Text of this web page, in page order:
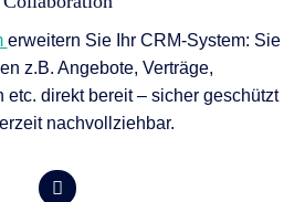
erweitern Sie Ihr CRM-System: Sie
z.B. Angebote, Verträge,
etc. direkt bereit – sicher geschützt
nachvollziehbar.